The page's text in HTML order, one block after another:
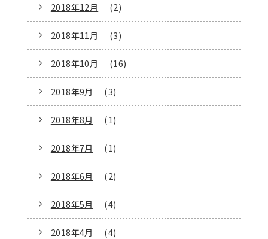
2018年12月 (2)
2018年11月 (3)
2018年10月 (16)
2018年9月 (3)
2018年8月 (1)
2018年7月 (1)
2018年6月 (2)
2018年5月 (4)
2018年4月 (4)